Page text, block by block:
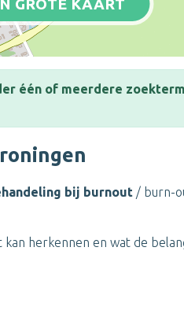
GROTE KAART
één of meerdere
bij burnout / burn-
herkennen en wat de